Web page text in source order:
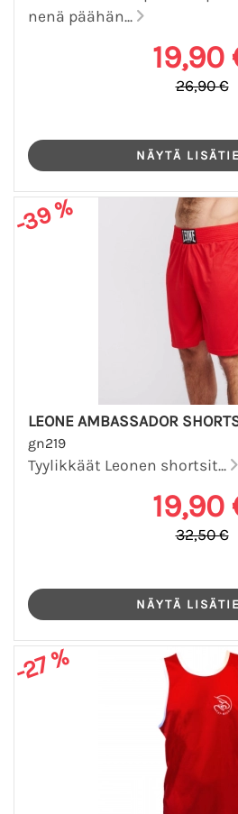
nenä päähän...
19,90
26,90 €
-39 %
LEONE AMBASSADOR
gn219
Tyylikkäät Leonen shortsit...
19,90
32,50 €
-27 %